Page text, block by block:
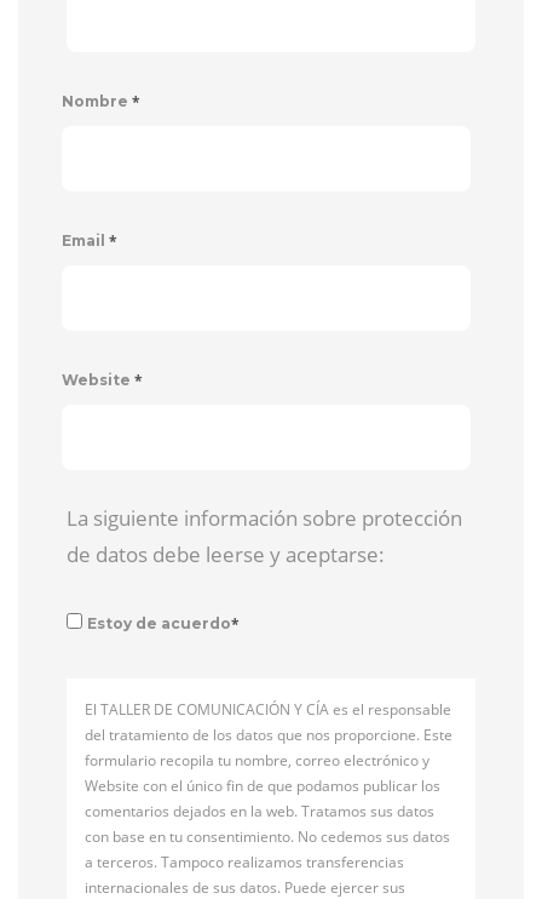
Nombre *
Email *
Website *
La siguiente información sobre protección
de datos debe leerse y aceptarse:
Estoy de acuerdo*
El TALLER DE COMUNICACIÓN Y CÍA es el responsable
del tratamiento de los datos que nos proporcione. Este
formulario recopila tu nombre, correo electrónico y
Website con el único fin de que podamos publicar los
comentarios dejados en la web. Tratamos sus datos
con base en tu consentimiento. No cedemos sus datos
a terceros. Tampoco realizamos transferencias
internacionales de sus datos. Puede ejercer sus